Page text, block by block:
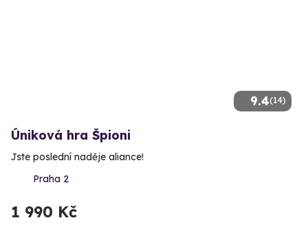
9.4(14)
Úniková hra Špioni
Jste poslední naděje aliance!
Praha 2
1 990 Kč